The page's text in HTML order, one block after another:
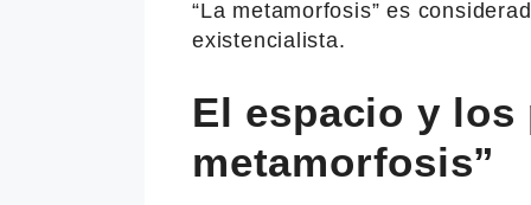
“La metamorfosis” es
existencialista.
El espacio y los
metamorfosis”